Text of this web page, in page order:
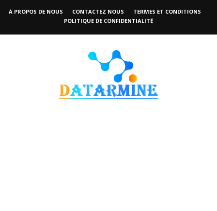
À PROPOS DE NOUS CONTACTEZ NOUS
TERMES ET CONDITIONS
POLITIQUE DE CONFIDENTIALITÉ